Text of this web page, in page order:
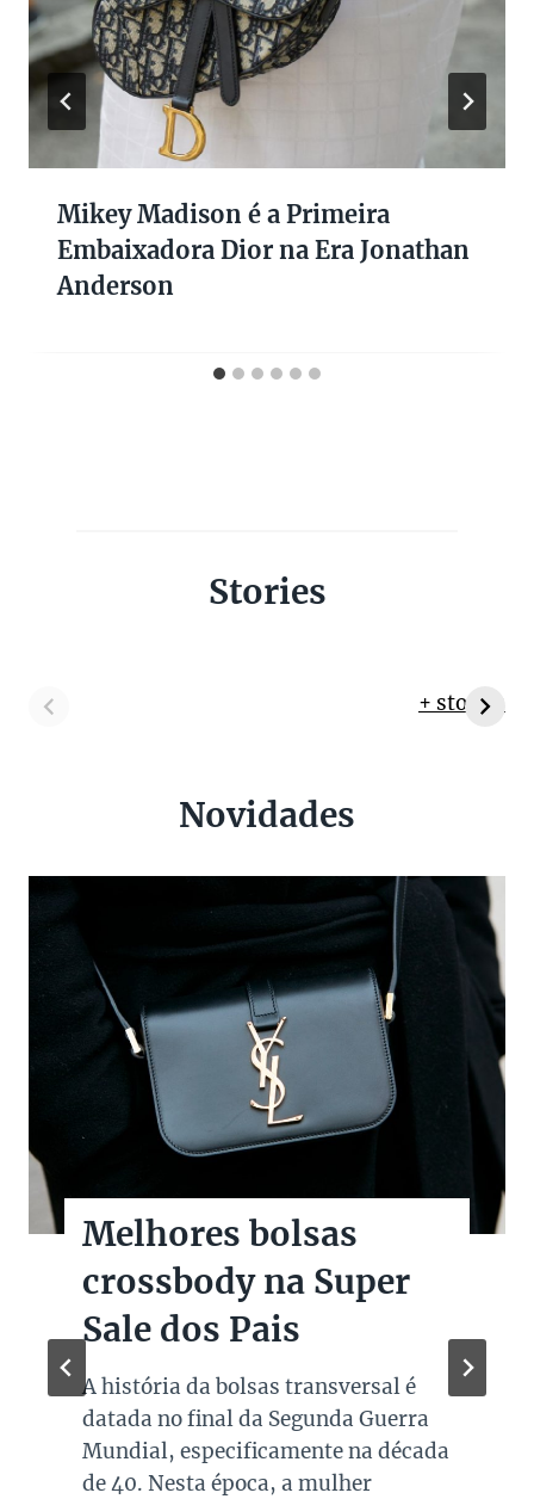
Mikey Madison é a Primeira
Embaixadora Dior na Era Jonathan
Anderson
Stories
+ stories
Novidades
Melhores bolsas
crossbody na Super
Sale dos Pais
A história da bolsas transversal é
datada no final da Segunda Guerra
Mundial, especificamente na década
de 40. Nesta época, a mulher